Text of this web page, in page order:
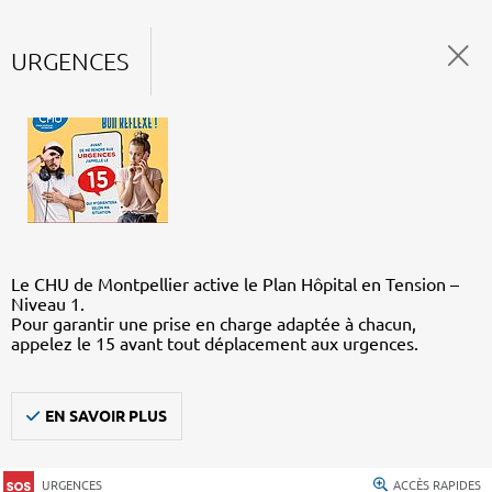
URGENCES
Le CHU de Montpellier active le Plan Hôpital en Tension –
Niveau 1.
Pour garantir une prise en charge adaptée à chacun,
appelez le 15 avant tout déplacement aux urgences.
EN SAVOIR PLUS
URGENCES ACCÈS RAPIDES